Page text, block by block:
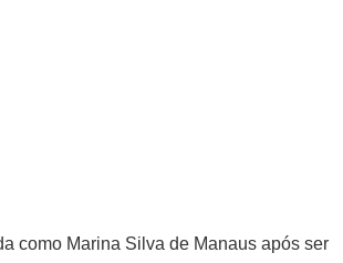
como Marina Silva de Manaus após ser